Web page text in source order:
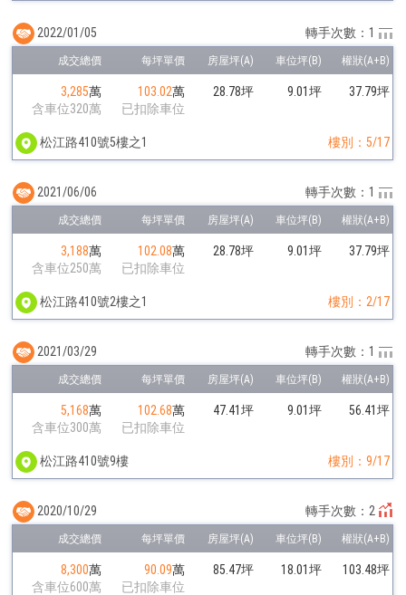
3,285萬
含車位320萬
103.02萬
已扣除車位
28.78坪 9.01坪 37.79坪
松江路410號5樓之1 樓別：5/17
2022/01/05 轉手次數：1
3,188萬
含車位250萬
102.08萬
已扣除車位
28.78坪 9.01坪 37.79坪
松江路410號2樓之1 樓別：2/17
2021/06/06 轉手次數：1
5,168萬
含車位300萬
102.68萬
已扣除車位
47.41坪 9.01坪 56.41坪
松江路410號9樓 樓別：9/17
2021/03/29 轉手次數：1
8,300萬
含車位600萬
90.09萬
已扣除車位
85.47坪 18.01坪 103.48坪
2020/10/29 轉手次數：2